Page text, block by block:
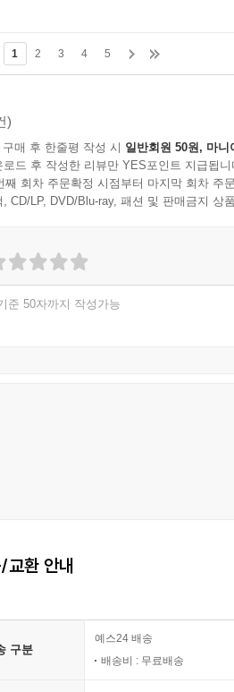
1 2 3 4 5
)
매 후 한줄평 작성 시 일반회원 50원, 마니
로드 후 작성한 리뷰만 YES포인트 지급됩니
째 회차 주문확정 시점부터 마지막 회차 주
, CD/LP, DVD/Blu-ray, 패션 및 판매금지 상
준 50자까지 작성가능
환 안내
구분
예스24 배송
배송비 : 무료배송